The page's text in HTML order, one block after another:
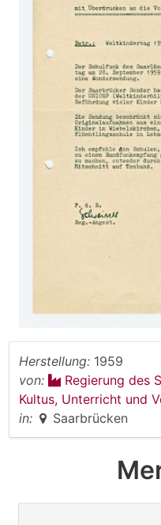
Herstellung: 1959
von:
Regierung des
Kultus, Unterricht und
in:
Saarbrücken